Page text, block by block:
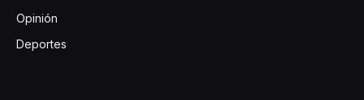
Opinión
Deportes